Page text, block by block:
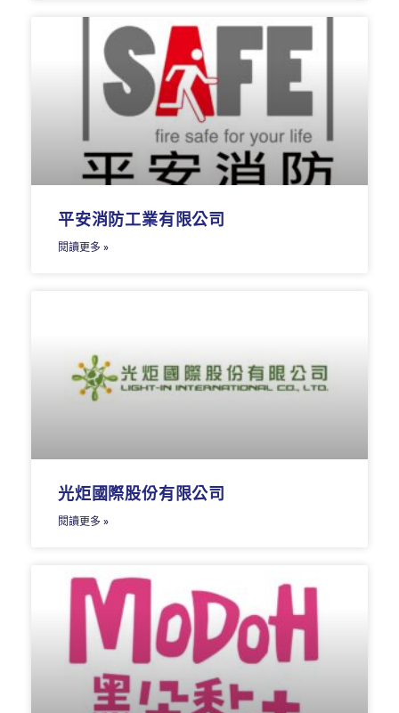
平安消防工業有限公司
閱讀更多 »
光炬國際股份有限公司
閱讀更多 »